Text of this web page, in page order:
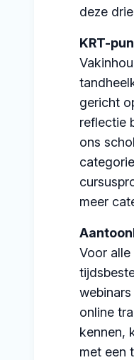
deze
KRT-
gericht
reflectie
ons
meer
Voor
online
kennen,
met een